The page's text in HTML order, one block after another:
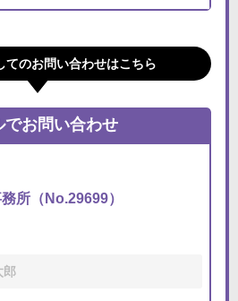
てのお問い合わせはこちら
でお問い合わせ
所（No.29699）